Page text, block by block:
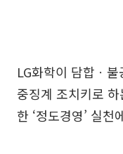
LG화학이 담합ㆍ
중징계 조치키로
한 ‘정도경영’ 실천